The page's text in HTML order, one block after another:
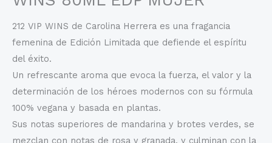
212 VIP WINS de Carolina Herrera es una fragancia
femenina de Edición Limitada que defiende el espíritu
del éxito.
Un refrescante aroma que evoca la fuerza, el valor y la
determinación de los héroes modernos con su fórmula
100% vegana y basada en plantas.
Sus notas superiores de mandarina y brotes verdes, se
mezclan con notas de rosa y granada, y culminan con la